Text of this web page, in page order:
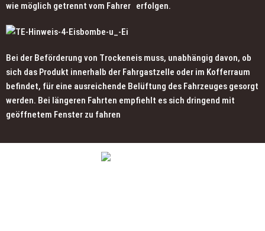
wie möglich getrennt vom Fahrer erfolgen.
Bei der Beförderung von Trockeneis muss, unabhängig davon, ob
sich das Produkt innerhalb der Fahrgastzelle oder im Kofferraum
befindet, für eine ausreichende Belüftung des Fahrzeuges gesorgt
werden. Bei längeren Fahrten empfiehlt es sich dringend mit
geöffnetem Fenster zu fahren